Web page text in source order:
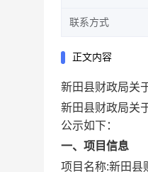
联系方式
正文内容
新田县财政局关
新田县财政局关
公示如下：
一、项目信息
项目名称:新田县